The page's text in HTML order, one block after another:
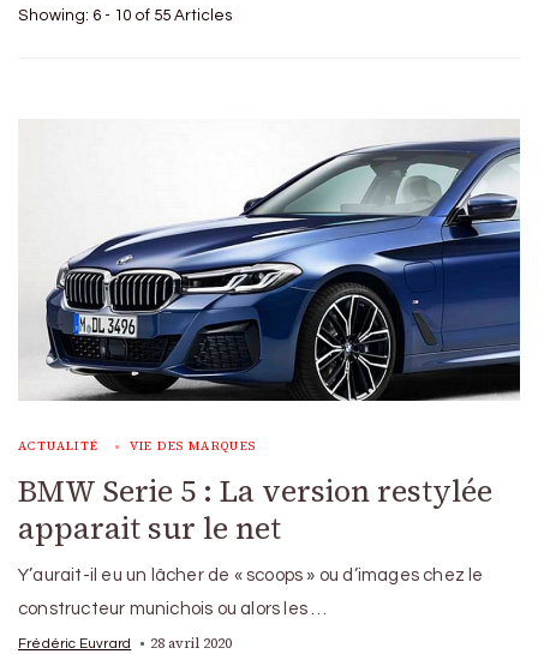
Showing: 6 - 10 of 55 Articles
ACTUALITÉ VIE DES MARQUES
BMW Serie 5 : La version restylée
apparait sur le net
Y’aurait-il eu un lâcher de « scoops » ou d’images chez le
constructeur munichois ou alors les …
Frédéric Euvrard 28 avril 2020